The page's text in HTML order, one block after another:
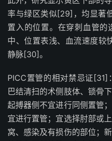
率与绿区类似 [29] ，均显著
置入的位置。在穿刺血管
中、位置表浅、血流速度较
静脉[30]。
PICC置管的相对禁忌证 [31]
巴结清扫的术侧肢体、锁骨
起搏器侧不宜进行同侧置管
宜进行置管；宜选择肘部或
窝、感染及有损伤的部位；